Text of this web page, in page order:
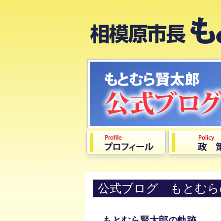
公式ブログ もとむら